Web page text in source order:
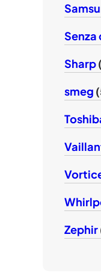
Sharp
smeg
Zephir